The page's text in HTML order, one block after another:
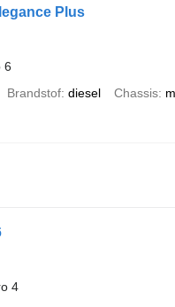
Plus
6
Brandstof diesel Chassis
4